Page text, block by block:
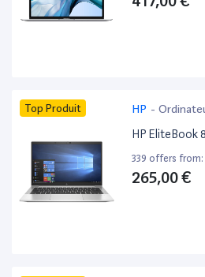
Top Produit HP -
HP EliteBook
339 offers from:
265,00 €